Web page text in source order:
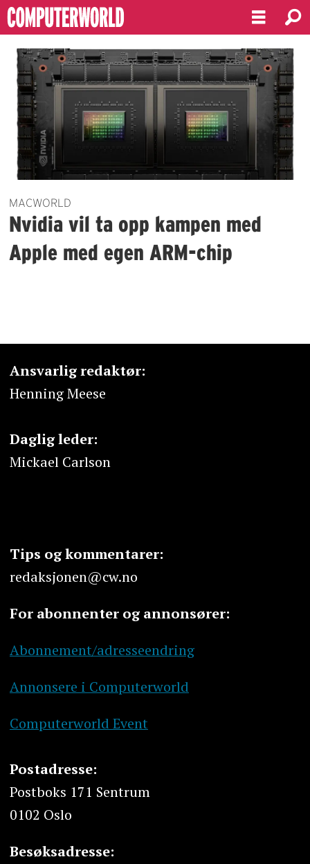
Emne:
datamaskinytelse
MACWORLD
Nvidia vil ta opp kampen med
Apple med egen ARM-chip
Ansvarlig redaktør:
Henning Meese
Daglig leder:
Mickael Carlson
Tips og kommentarer:
redaksjonen@cw.no
For abonnenter og annonsører:
Abonnement/adresseendring
Annonsere i Computerworld
Computerworld Event
Postadresse:
Postboks 171 Sentrum
0102 Oslo
Besøksadresse: